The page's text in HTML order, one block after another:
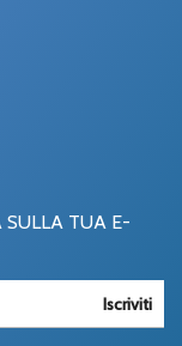
SULLA TUA E-
Iscriviti